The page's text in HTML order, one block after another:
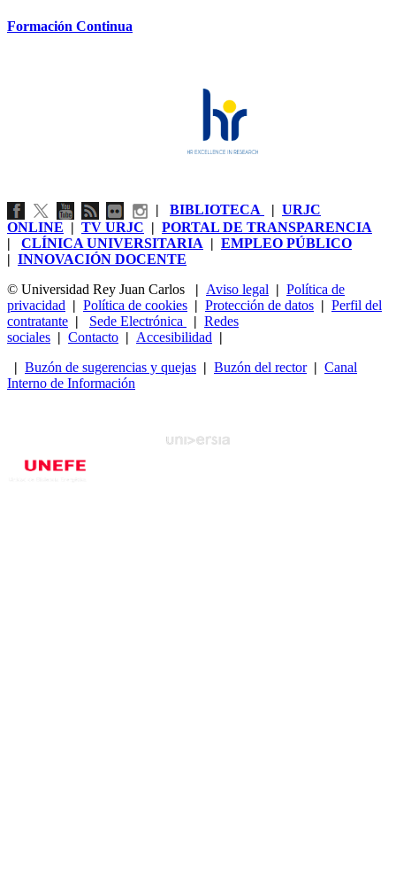
Formación Continua
BIBLIOTECA
URJC
ONLINE
TV URJC
PORTAL DE TRANSPARENCIA
CLÍNICA UNIVERSITARIA
EMPLEO PÚBLICO
INNOVACIÓN DOCENTE
© Universidad Rey Juan Carlos
Aviso legal
Política de
privacidad
Política de cookies Protección de datos
Perfil del
contratante
Sede Electrónica
Redes
sociales
Contacto Accesibilidad
Buzón de sugerencias y quejas Buzón del rector| Canal
Interno de Información